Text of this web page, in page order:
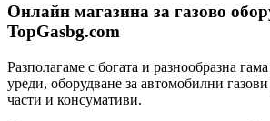
Онлайн магазина за газово
TopGasbg.com
Разполагаме с богата и разнообразна
уреди, оборудване за автомобилни
части и консумативи.